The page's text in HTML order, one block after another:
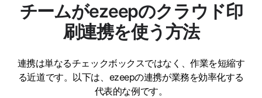
チームがezeepのクラウド印
刷連携を使う方法
連携は単なるチェックボックスではなく、作業を短縮す
る近道です。以下は、ezeepの連携が業務を効率化する
代表的な例です。